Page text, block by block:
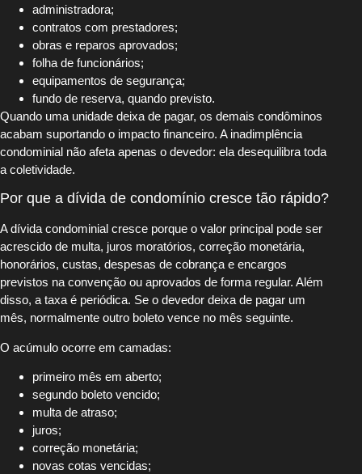
administradora;
contratos com prestadores;
obras e reparos aprovados;
folha de funcionários;
equipamentos de segurança;
fundo de reserva, quando previsto.
Quando uma unidade deixa de pagar, os demais condôminos
acabam suportando o impacto financeiro. A inadimplência
condominial não afeta apenas o devedor: ela desequilibra toda
a coletividade.
Por que a dívida de condomínio cresce tão rápido?
A dívida condominial cresce porque o valor principal pode ser
acrescido de multa, juros moratórios, correção monetária,
honorários, custas, despesas de cobrança e encargos
previstos na convenção ou aprovados de forma regular. Além
disso, a taxa é periódica. Se o devedor deixa de pagar um
mês, normalmente outro boleto vence no mês seguinte.
O acúmulo ocorre em camadas:
primeiro mês em aberto;
segundo boleto vencido;
multa de atraso;
juros;
correção monetária;
novas cotas vencidas;